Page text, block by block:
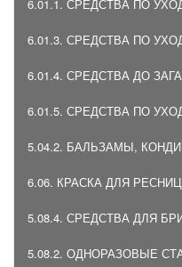
6.01.1. СРЕДСТВА ПО
6.01.3. СРЕДСТВА ПО
6.01.4. СРЕДСТВА ДО
6.01.5. СРЕДСТВА ПО
5.04.2. БАЛЬЗАМЫ,
6.06. КРАСКА ДЛЯ
5.08.4. СРЕДСТВА ДЛЯ
5.08.2. ОДНОРАЗОВЫЕ